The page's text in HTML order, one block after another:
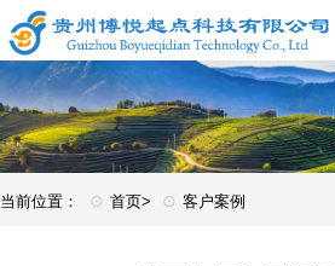
当前位置： ⊙ 首页> ⊙ 客户案例